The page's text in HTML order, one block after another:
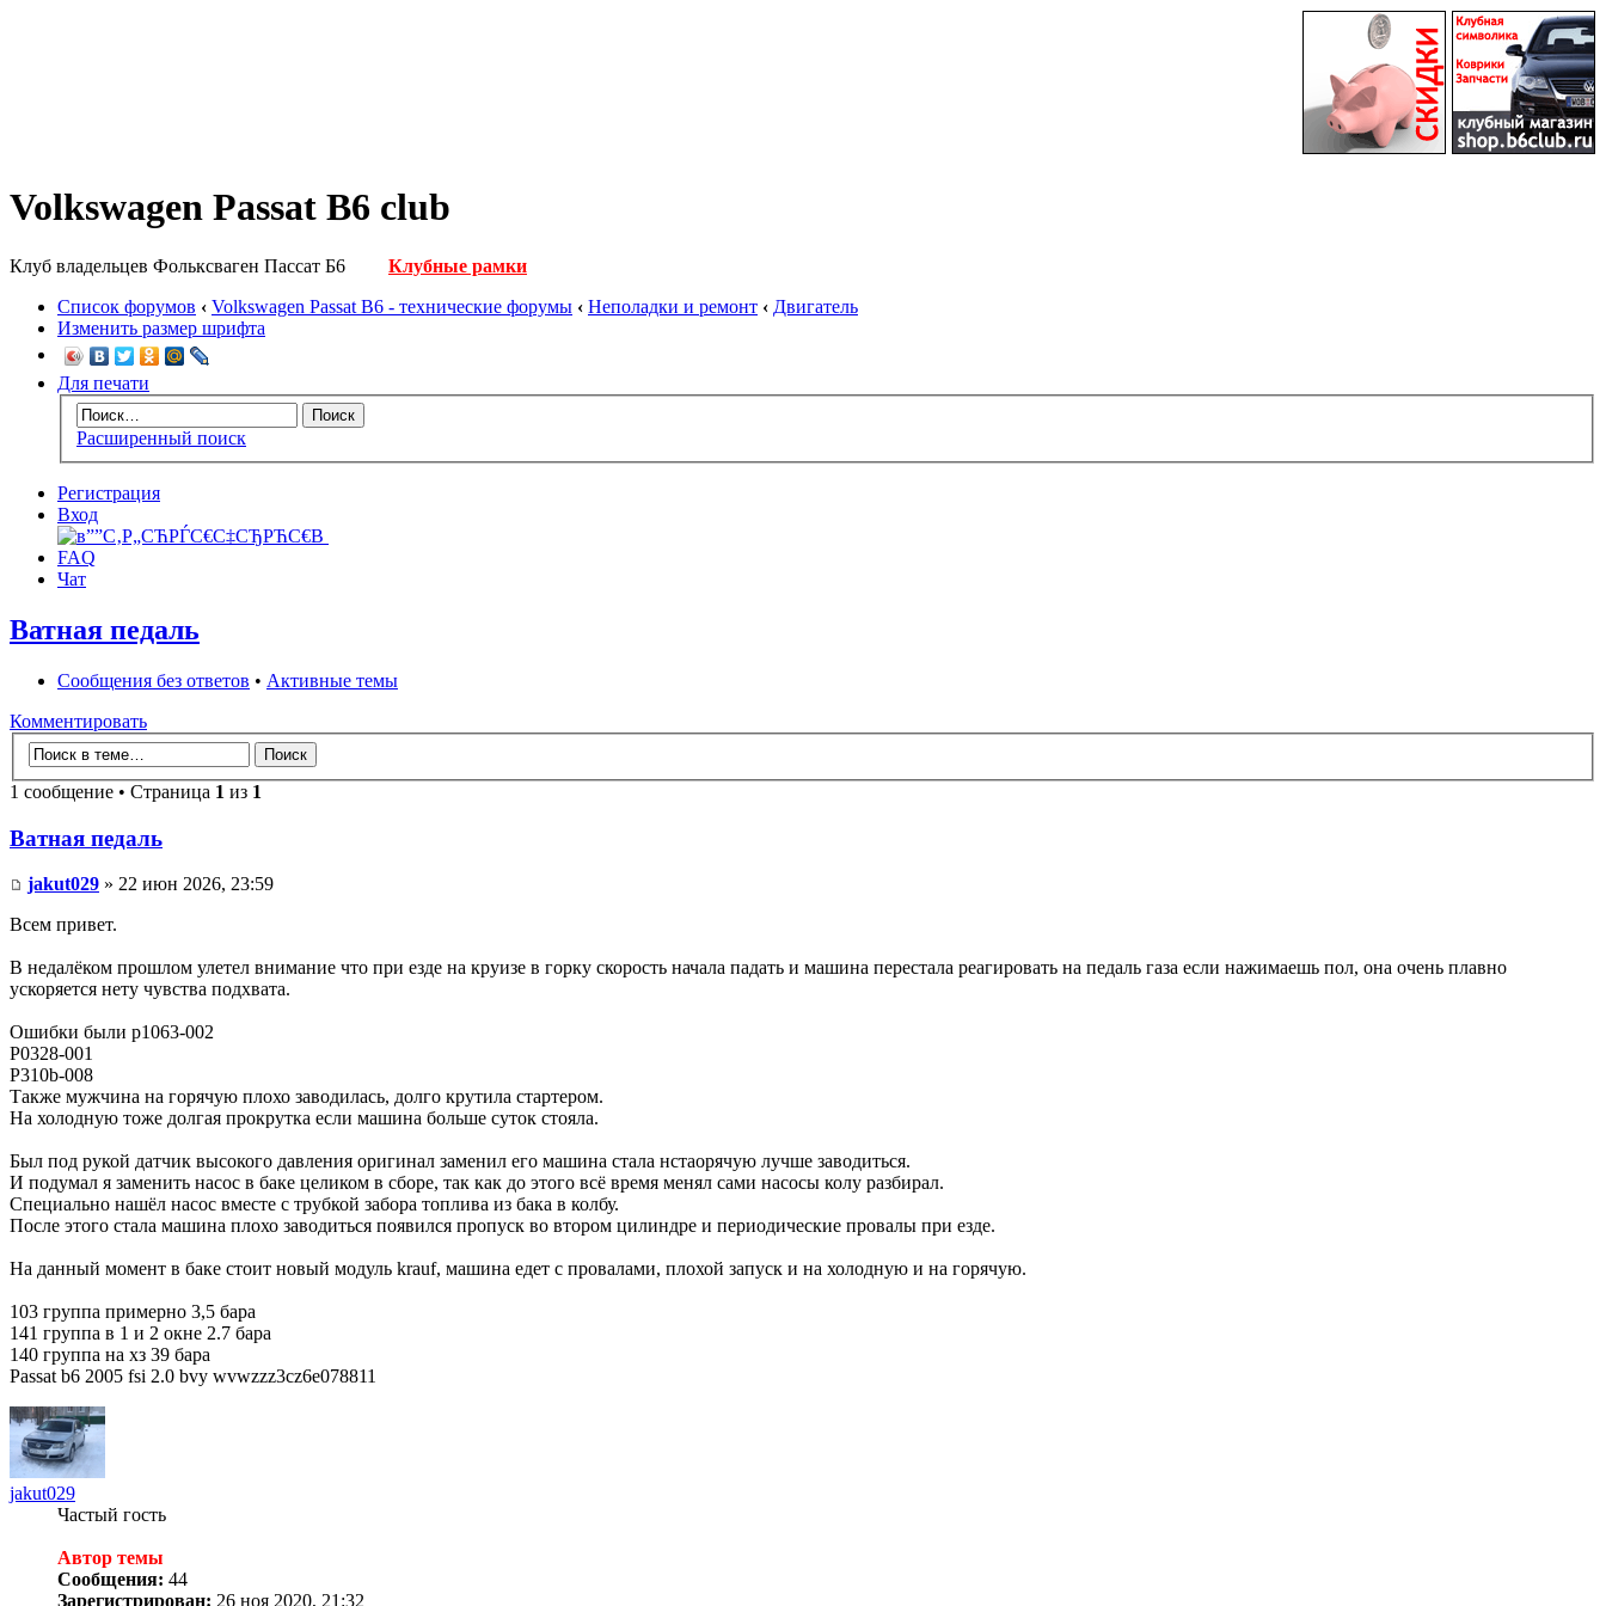
Volkswagen Passat B6 club
Клуб владельцев Фольксваген Пассат Б6
Клубные рамки
Список форумов ‹ Volkswagen Passat B6 - технические форумы ‹ Неполадки и ремонт ‹ Двигатель
Изменить размер шрифта
Для печати
Расширенный поиск
Регистрация
Вход
FAQ
Чат
Ватная педаль
Сообщения без ответов • Активные темы
Комментировать
1 сообщение • Страница 1 из 1
Ватная педаль
jakut029 » 22 июн 2026, 23:59
Всем привет.
В недалёком прошлом улетел внимание что при езде на круизе в горку скорость начала падать и машина перестала реагировать на педаль газа если нажимаешь пол, она очень плавно
ускоряется нету чувства подхвата.
Ошибки были p1063-002
P0328-001
P310b-008
Также мужчина на горячую плохо заводилась, долго крутила стартером.
На холодную тоже долгая прокрутка если машина больше суток стояла.
Был под рукой датчик высокого давления оригинал заменил его машина стала нстаорячую лучше заводиться.
И подумал я заменить насос в баке целиком в сборе, так как до этого всё время менял сами насосы колу разбирал.
Специально нашёл насос вместе с трубкой забора топлива из бака в колбу.
После этого стала машина плохо заводиться появился пропуск во втором цилиндре и периодические провалы при езде.
На данный момент в баке стоит новый модуль krauf, машина едет с провалами, плохой запуск и на холодную и на горячую.
103 группа примерно 3,5 бара
141 группа в 1 и 2 окне 2.7 бара
140 группа на хз 39 бара
Passat b6 2005 fsi 2.0 bvy wvwzzz3cz6e078811
jakut029
Частый гость
Автор темы
Сообщения: 44
Зарегистрирован: 26 ноя 2020, 21:32